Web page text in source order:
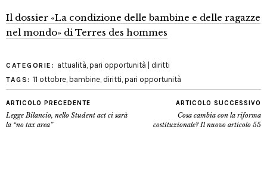
Il dossier «La condizione delle bambine e delle ragazze
nel mondo» di Terres des hommes
CATEGORIE: attualità pari opportunità | diritti
TAGS: 11 ottobre bambine diritti pari opportunità
ARTICOLO PRECEDENTE
Legge Bilancio, nello Student act ci sarà
la “no tax area”
ARTICOLO SUCCESSIVO
Cosa cambia con la riforma
costituzionale? Il nuovo articolo 55